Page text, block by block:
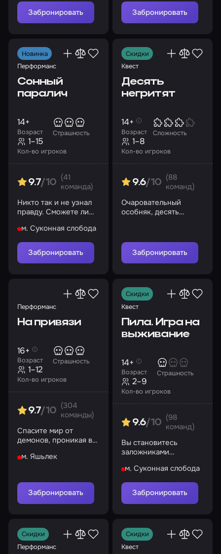
Забронировать
великого зла
Забронировать
Новинка
Перформанс
Сонный
паралич
Возраст
14+
Страшность
Кол-во игроков
1–15
9.7/10
(41
команда)
Никто так и не узнал
правду. Сможете ли
м. Суконная слобода
Забронировать
Скидки
Квест
Десять
негритят
Возраст
14+
Сложность
Кол-во игроков
1–8
9.6/10
(88
команд)
Очаровательный
особняк, десять
разгадать эту тайну?
Забронировать
Перформанс
На привязи
Возраст
16+
Страшность
Кол-во игроков
1–12
9.7/10
(304
команды)
Спасите мир от
демонов, проникая в
больницы
м. Яшьлек
Забронировать
Скидки
Квест
Пила. Игра на
выживание
Возраст
14+
Страшность
Кол-во игроков
2–9
9.6/10
(98
команд)
Вы становитесь
заложниками
Попробуйте спастись
из заточения!
м. Суконная слобода
Забронировать
Скидки
Перформанс
Скидки
Квест